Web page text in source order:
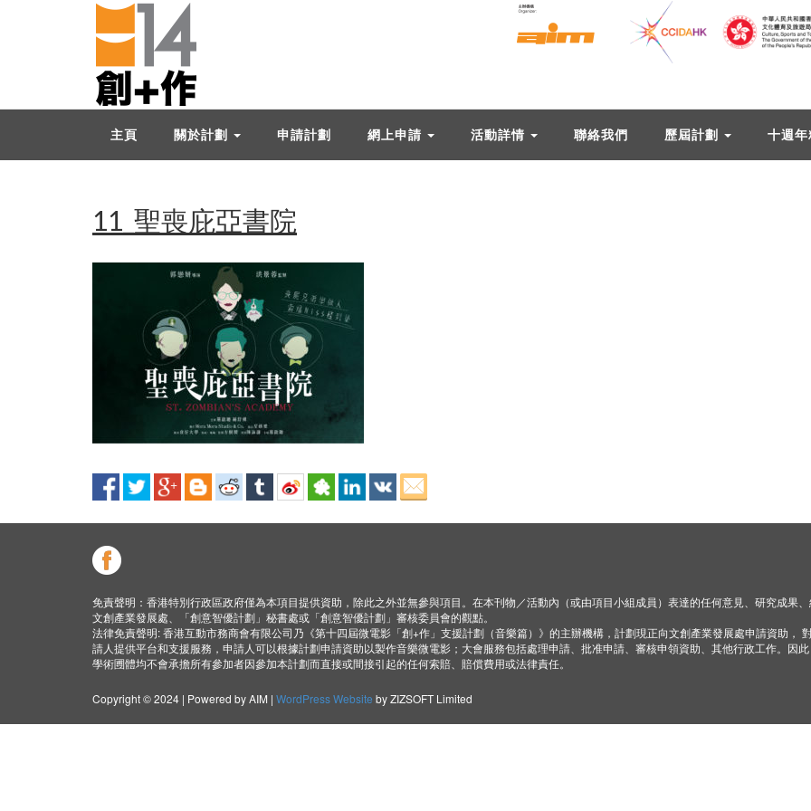
主頁 關於計劃 申請計劃 網上申請 活動詳情 聯絡我們 歷屆計劃 十週
11_聖喪庇亞書院
免責聲明：香港特別行政區政府僅為本項目提供資助，除此之外並無參與項目。在本刊物／活動內（或由項目小組成員）表達的任何意見、研究成果
文創產業發展處、「創意智優計劃」秘書處或「創意智優計劃」審核委員會的觀點。
法律免責聲明: 香港互動市務商會有限公司乃《第十四屆微電影「創+作」支援計劃（音樂篇）》的主辦機構，計劃現正向文創產業發展處申請資助，
請人提供平台和支援服務，申請人可以根據計劃申請資助以製作音樂微電影；大會服務包括處理申請、批准申請、審核申領資助、其他行政工作。因
學術圑體均不會承擔所有參加者因參加本計劃而直接或間接引起的任何索賠、賠償費用或法律責任。
Copyright © 2024 | Powered by AIM | WordPress Website by ZIZSOFT Limited